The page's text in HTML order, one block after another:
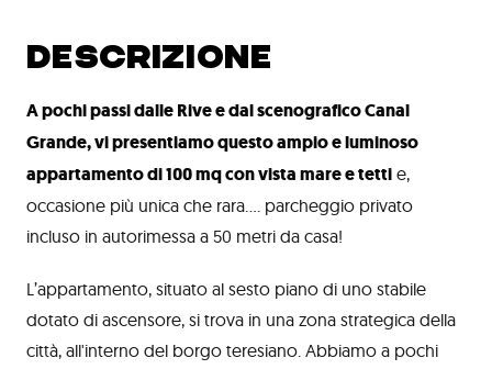
DESCRIZIONE
A pochi passi dalle Rive e dal scenografico Canal
Grande, vi presentiamo questo ampio e luminoso
appartamento di 100 mq con vista mare e tetti e,
occasione più unica che rara.... parcheggio privato
incluso in autorimessa a 50 metri da casa!
L’appartamento, situato al sesto piano di uno stabile
dotato di ascensore, si trova in una zona strategica della
città, all'interno del borgo teresiano. Abbiamo a pochi